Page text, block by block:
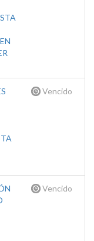
Vencido
Vencido